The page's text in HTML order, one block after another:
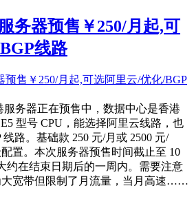
务器预售￥250/月起,可
线路
服务器正在预售中，数据中心是香港
型号 CPU，能选择阿里云线路，也
路。基础款 250 元/月或 2500 元/
置。本次服务器预售时间截止至 10
约在结束日期后的一周内。需要注意
大宽带但限制了月流量，当月高速……